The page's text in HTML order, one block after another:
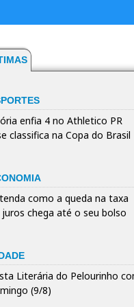
enfia 4 no Athletico PR
classifica na Copa do Brasil
como a queda na taxa
juros chega até o seu bolso
Literária do Pelourinho
(9/8)